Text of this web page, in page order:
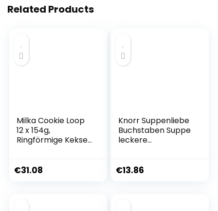
Related Products
Milka Cookie Loop
12 x 154g,
Ringförmige Kekse
hen
€31.08
Knorr Suppenliebe
Buchstaben Suppe
leckere
Zutaten 14x 3 Teller
€13.86